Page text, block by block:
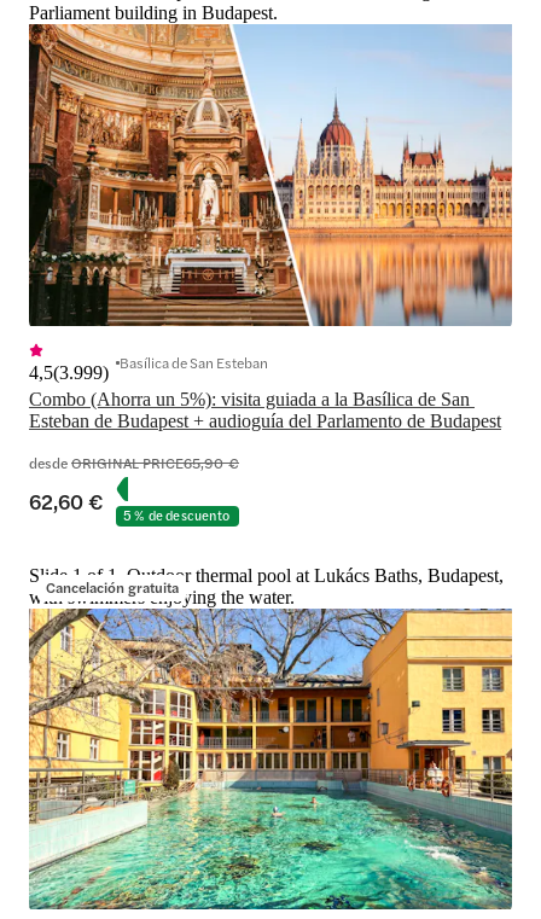
Parliament building in Budapest.
Combo (Ahorra un 5%): visita guiada a la Basílica de San
Esteban de Budapest + audioguía del Parlamento de Budapest
4,5(3.999) Basílica de San Esteban
desdeORIGINAL PRICE65,90 €
62,60 € 5 % de descuento
Cancelación gratuita
Slide 1 of 1, Outdoor thermal pool at Lukács Baths, Budapest,
with swimmers enjoying the water.